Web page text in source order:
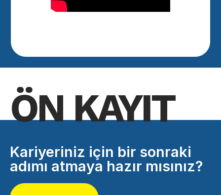
ÖN KAYIT
Kariyeriniz için bir sonraki
adımı atmaya hazır mısınız?